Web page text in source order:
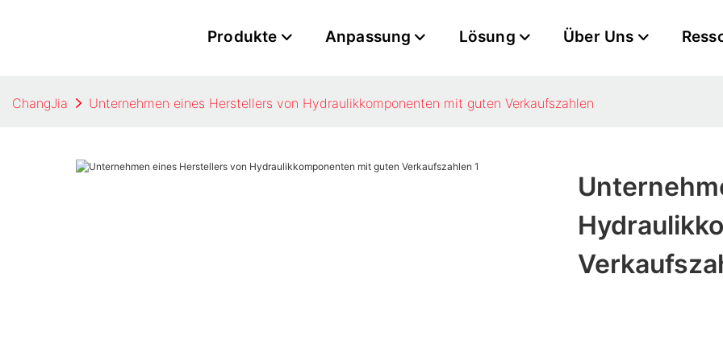
Produkte Anpassung Lösung Über Uns
ChangJia Unternehmen eines Herstellers von Hydraulikkomponenten mit guten Verkaufszahlen